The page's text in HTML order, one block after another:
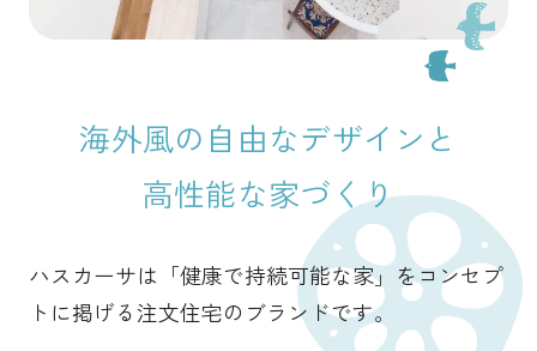
海外風の自由なデザインと
高性能な家づくり
ハスカーサは「健康で持続可能な家」をコンセプ
トに掲げる注文住宅のブランドです。